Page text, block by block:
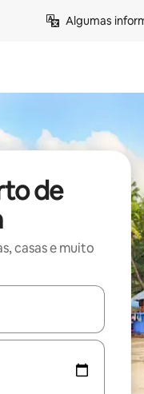
Algumas
de
casas e muito
navegue com